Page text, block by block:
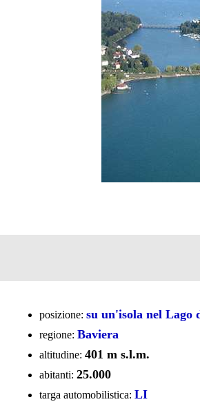
posizione: su un'isola nel Lago
regione: Baviera
altitudine: 401 m s.l.m.
abitanti: 25.000
targa automobilistica: LI